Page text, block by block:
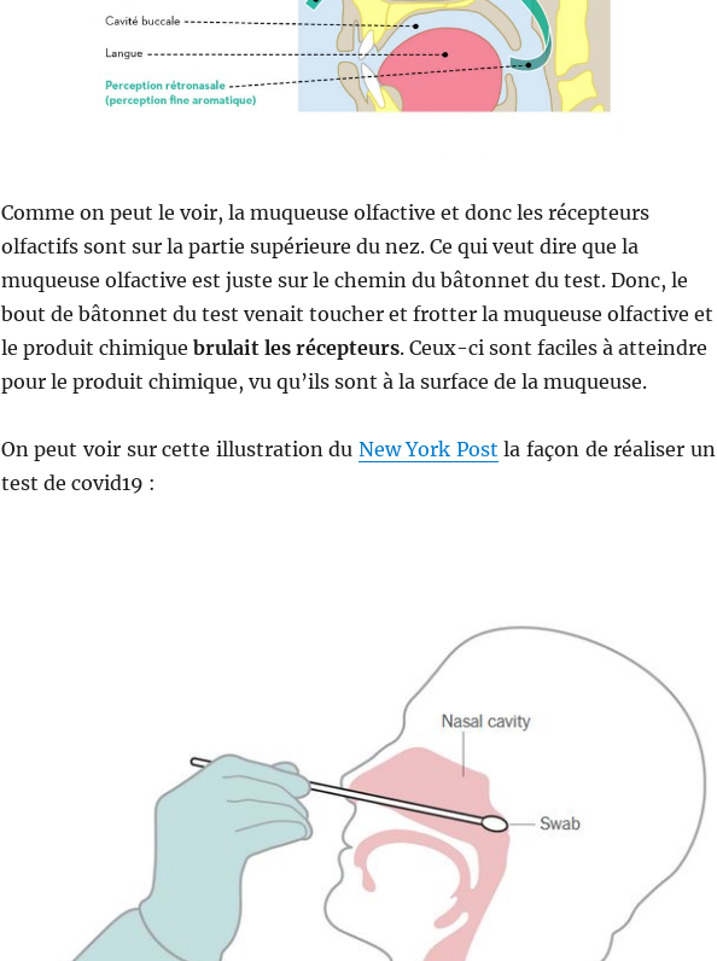
Comme on peut le voir, la muqueuse olfactive et donc les récepteurs
olfactifs sont sur la partie supérieure du nez. Ce qui veut dire que la
muqueuse olfactive est juste sur le chemin du bâtonnet du test. Donc, le
bout de bâtonnet du test venait toucher et frotter la muqueuse olfactive et
le produit chimique brulait les récepteurs. Ceux-ci sont faciles à atteindre
pour le produit chimique, vu qu’ils sont à la surface de la muqueuse.
On peut voir sur cette illustration du New York Post la façon de réaliser un
test de covid19 :